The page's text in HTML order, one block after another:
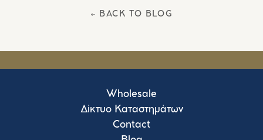
← BACK TO BLOG
Wholesale
Δίκτυο Καταστημάτων
Contact